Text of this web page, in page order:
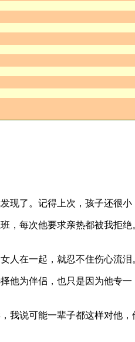
现了。记得上次，孩子还很小
，每次他要求亲热都被我拒
人在一起，就忍不住伤心流泪
他为伴侣，也只是因为他专
我说可能一辈子都这样对他